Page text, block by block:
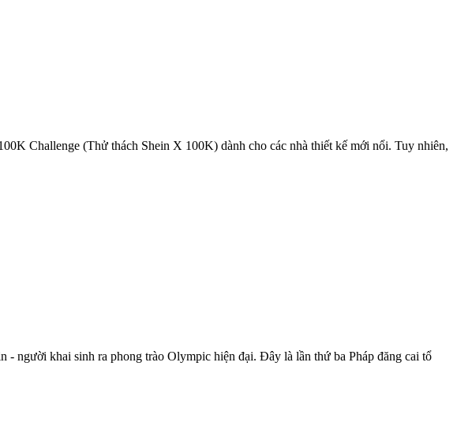
Challenge (Thử thách Shein X 100K) dành cho các nhà thiết kế mới nổi. Tuy nhiên,
- người khai sinh ra phong trào Olympic hiện đại. Đây là lần thứ ba Pháp đăng cai tổ